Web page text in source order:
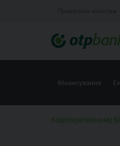
Фінансування
Корпоративному